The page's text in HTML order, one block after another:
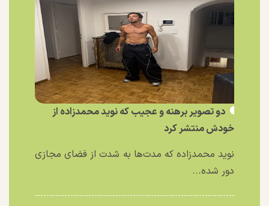
دو تصویر برهنه و عجیب که نوید محمدزاده از
خودش منتشر کرد
نوید محمدزاده که مدت‌ها به شدت از فضای مجازی
دور شده...